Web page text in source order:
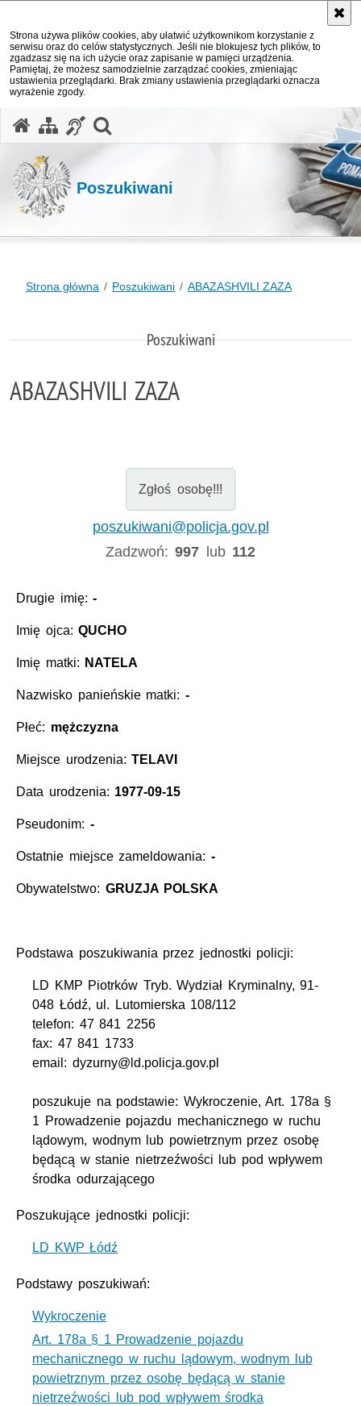
Strona używa plików cookies, aby ułatwić użytkownikom korzystanie z
serwisu oraz do celów statystycznych. Jeśli nie blokujesz tych plików, to
zgadzasz się na ich użycie oraz zapisanie w pamięci urządzenia.
Pamiętaj, że możesz samodzielnie zarządzać cookies, zmieniając
ustawienia przeglądarki. Brak zmiany ustawienia przeglądarki oznacza
wyrażenie zgody.
Poszukiwani
Strona główna Poszukiwani ABAZASHVILI ZAZA
Poszukiwani
ABAZASHVILI ZAZA
Zgłoś osobę!!!
poszukiwani@policja.gov.pl
Zadzwoń:997 lub 112
Drugie imię:-
Imię ojca:QUCHO
Imię matki: NATELA
Nazwisko panieńskie matki: -
Płeć: mężczyzna
Miejsce urodzenia:TELAVI
Data urodzenia: 1977-09-15
Pseudonim: -
Ostatnie miejsce zameldowania: -
Obywatelstwo: GRUZJA POLSKA
Podstawa poszukiwania przez jednostki policji:
LD KMP Piotrków Tryb. Wydział Kryminalny, 91-
048 Łódź, ul. Lutomierska 108/112
telefon: 47 841 2256
fax: 47 841 1733
email: dyzurny@ld.policja.gov.pl
poszukuje na podstawie: Wykroczenie, Art. 178a §
1 Prowadzenie pojazdu mechanicznego w ruchu
lądowym, wodnym lub powietrznym przez osobę
będącą w stanie nietrzeźwości lub pod wpływem
środka odurzającego
Poszukujące jednostki policji:
LD KWP Łódź
Podstawy poszukiwań:
Wykroczenie
Art. 178a § 1 Prowadzenie pojazdu
mechanicznego w ruchu lądowym, wodnym lub
powietrznym przez osobę będącą w stanie
nietrzeźwości lub pod wpływem środka